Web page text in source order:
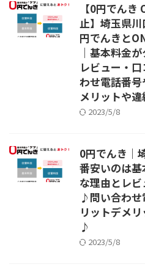
【0円でん
止】埼玉県
円でんきと
｜基本料金
レビュー・
わせ電話番
メリットや
2023/5/8
0円でんき｜
番安いのは
な理由とレ
♪問い合わせ
リットデメ
♪
2023/5/8